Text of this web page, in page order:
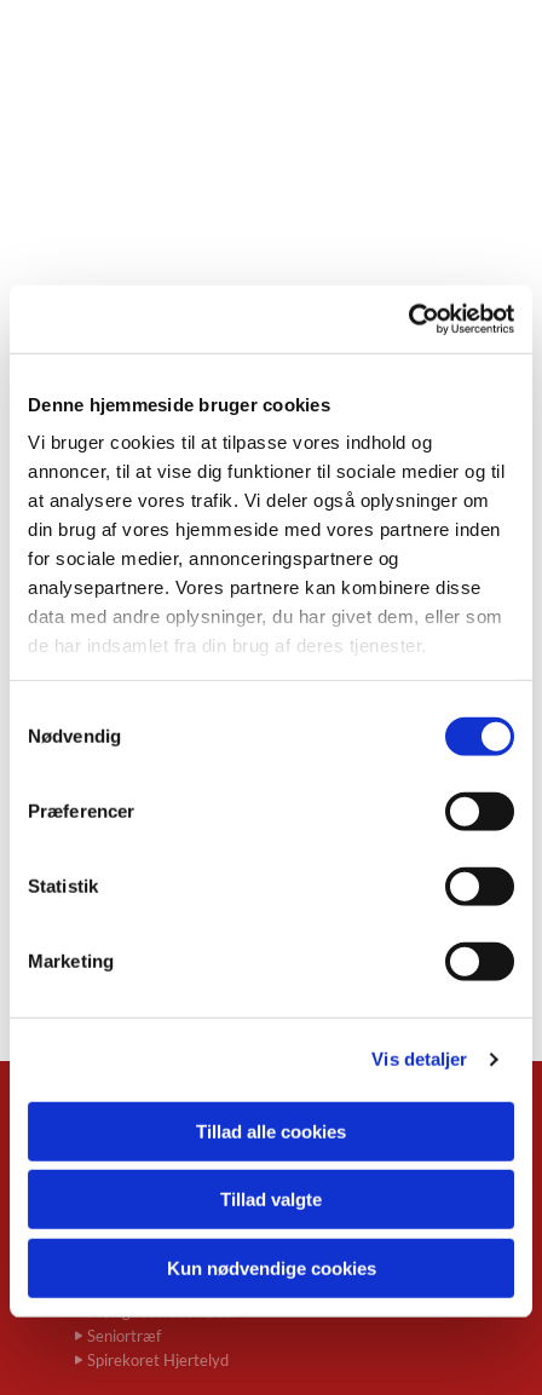
Denne hjemmeside bruger cookies
Vi bruger cookies til at tilpasse vores indhold og
annoncer, til at vise dig funktioner til sociale medier og til
at analysere vores trafik. Vi deler også oplysninger om
din brug af vores hjemmeside med vores partnere inden
for sociale medier, annonceringspartnere og
analysepartnere. Vores partnere kan kombinere disse
data med andre oplysninger, du har givet dem, eller som
de har indsamlet fra din brug af deres tjenester.
Nødvendig
Præferencer
Statistik
Marketing
Vis detaljer
Tillad alle cookies
Tillad valgte
Kun nødvendige cookies
Du vil måske også kunne lide...
Overblik
Musikgudstjenester
Foredrag
Menighedsrådsmøder
Seniortræf
Spirekoret Hjertelyd